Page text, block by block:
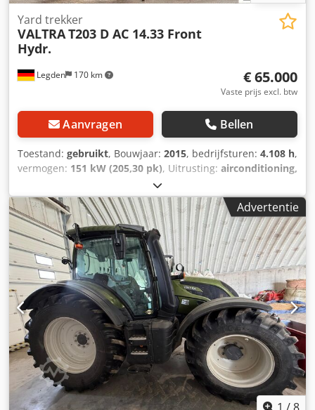
Legden 170 km
Yard trekker
VALTRAT203 D AC 14.33 Front
Hydr.
€ 65.000
Vaste prijs excl. btw
Aanvragen Bellen
Toestand: gebruikt, Bouwjaar: 2015, bedrijfsturen: 4.108 h,
vermogen: 151 kW (205,30 pk), Uitrusting: airconditioning,
Advertentie